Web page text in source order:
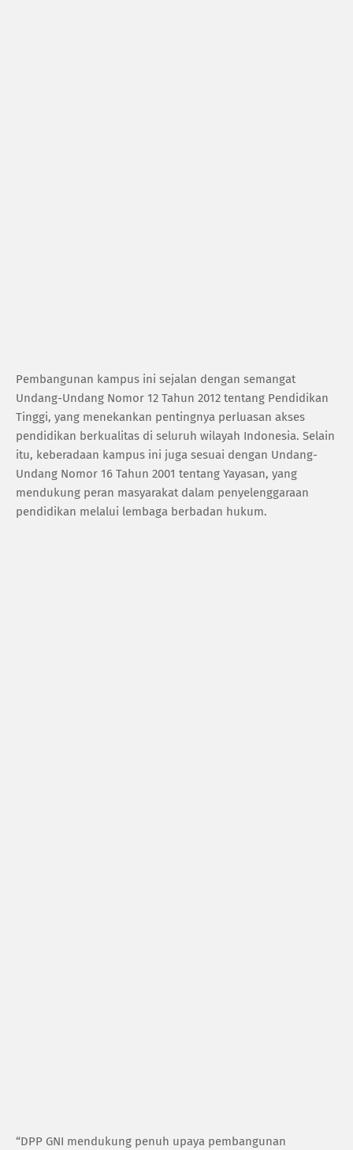
Pembangunan kampus ini sejalan dengan semangat
Undang-Undang Nomor 12 Tahun 2012 tentang Pendidikan
Tinggi, yang menekankan pentingnya perluasan akses
pendidikan berkualitas di seluruh wilayah Indonesia. Selain
itu, keberadaan kampus ini juga sesuai dengan Undang-
Undang Nomor 16 Tahun 2001 tentang Yayasan, yang
mendukung peran masyarakat dalam penyelenggaraan
pendidikan melalui lembaga berbadan hukum.
“DPP GNI mendukung penuh upaya pembangunan